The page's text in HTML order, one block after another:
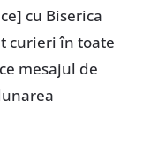
cu Biserica
curieri în toate
mesajul de